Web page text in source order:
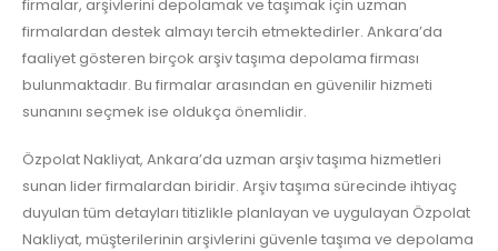
firmalar, arşivlerini depolamak ve taşımak için uzman
firmalardan destek almayı tercih etmektedirler. Ankara’da
faaliyet gösteren birçok arşiv taşıma depolama firması
bulunmaktadır. Bu firmalar arasından en güvenilir hizmeti
sunanını seçmek ise oldukça önemlidir.
Özpolat Nakliyat, Ankara’da uzman arşiv taşıma hizmetleri
sunan lider firmalardan biridir. Arşiv taşıma sürecinde ihtiyaç
duyulan tüm detayları titizlikle planlayan ve uygulayan Özpolat
Nakliyat, müşterilerinin arşivlerini güvenle taşıma ve depolama